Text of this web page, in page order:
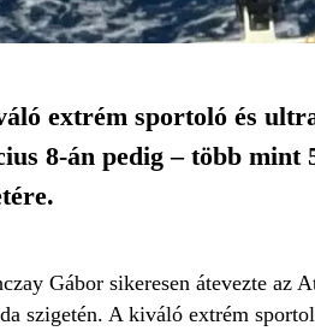
extrém sportoló és
8-án pedig – több mint
Gábor sikeresen átevezte az
szigetén. A kiváló extrém